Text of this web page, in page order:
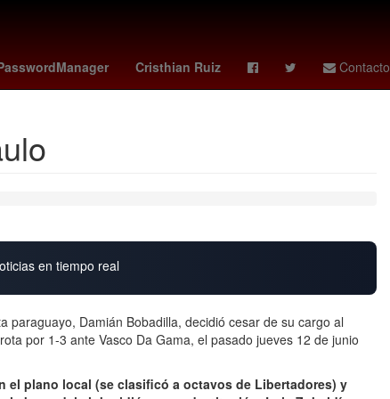
Cristhian Ruiz Contacto
open tabla general liga mx 2026 tarik skubal
en tiempo real
paraguayo, Damián Bobadilla, decidió cesar de su cargo al
por 1-3 ante Vasco Da Gama, el pasado jueves 12 de junio
plano local (se clasificó a octavos de Libertadores) y